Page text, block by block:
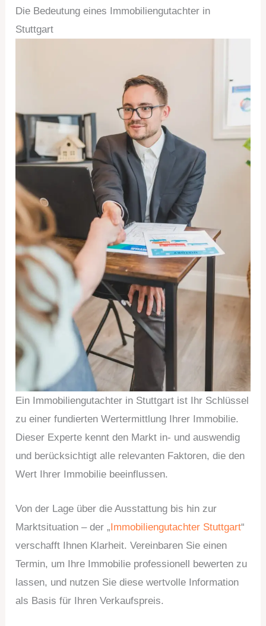
Die Bedeutung eines Immobiliengutachter in
Stuttgart
Ein Immobiliengutachter in Stuttgart ist Ihr Schlüssel
zu einer fundierten Wertermittlung Ihrer Immobilie.
Dieser Experte kennt den Markt in- und auswendig
und berücksichtigt alle relevanten Faktoren, die den
Wert Ihrer Immobilie beeinflussen.
Von der Lage über die Ausstattung bis hin zur
Marktsituation – der „Immobiliengutachter Stuttgart“
verschafft Ihnen Klarheit. Vereinbaren Sie einen
Termin, um Ihre Immobilie professionell bewerten zu
lassen, und nutzen Sie diese wertvolle Information
als Basis für Ihren Verkaufspreis.